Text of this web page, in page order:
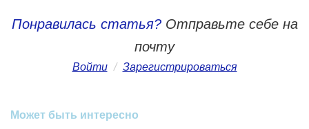
Понравилась статья?Отправьте себе на
почту
Войти / Зарегистрироваться
Может быть интересно